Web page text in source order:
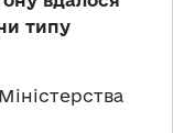
типу